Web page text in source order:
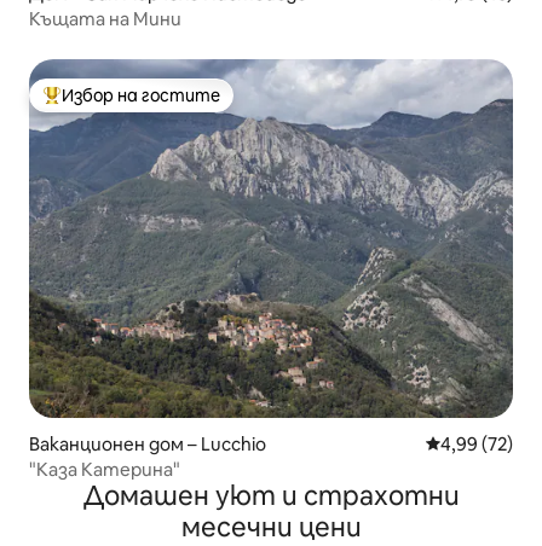
Къщата на Мини
Най-популярен избор на гостите
Избор на гостите
Ваканционен дом – Lucchio Средна
4,99 (72)
"Каза Катерина"
Домашен уют и страхотни
месечни цени